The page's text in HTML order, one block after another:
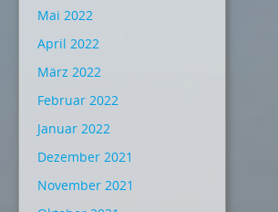
Mai 2022
April 2022
März 2022
Februar 2022
Januar 2022
Dezember 2021
November 2021